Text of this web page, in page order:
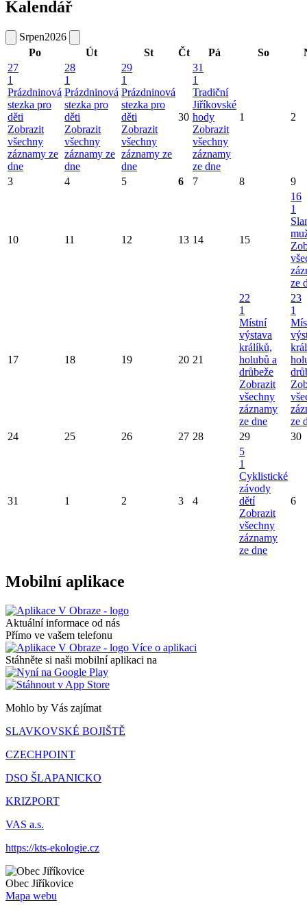
Kalendář
Srpen2026
Po
Út St Čt Pá So
27
1
Prázdninová
stezka pro
děti
Zobrazit
všechny
záznamy ze
dne
28
1
Prázdninová
stezka pro
děti
Zobrazit
všechny
záznamy ze
dne
29
1
Prázdninová
stezka pro
děti
Zobrazit
všechny
záznamy ze
dne
30
31
1
Tradiční
Jiříkovské
hody
Zobrazit
všechny
záznamy
ze dne
1 2
3 4 5 6 7 8 9
10 11 12 13 14 15
16
1
ze
17 18 19 20 21
22
1
Místní
výstava
králíků,
holubů a
drůbeže
Zobrazit
všechny
záznamy
ze dne
23
1
ze
24
25 26 27 28 29 30
31 1 2 3 4
5
1
Cyklistické
závody
dětí
Zobrazit
všechny
záznamy
ze dne
6
Mobilní aplikace
Aktuální informace od nás
Přímo ve vašem telefonu
Více o aplikaci
Stáhněte si naši mobilní aplikaci na
Mohlo by Vás zajímat
SLAVKOVSKÉ BOJIŠTĚ
CZECHPOINT
DSO ŠLAPANICKO
KRIZPORT
VAS a.s.
https://kts-ekologie.cz
Obec Jiříkovice
Mapa webu